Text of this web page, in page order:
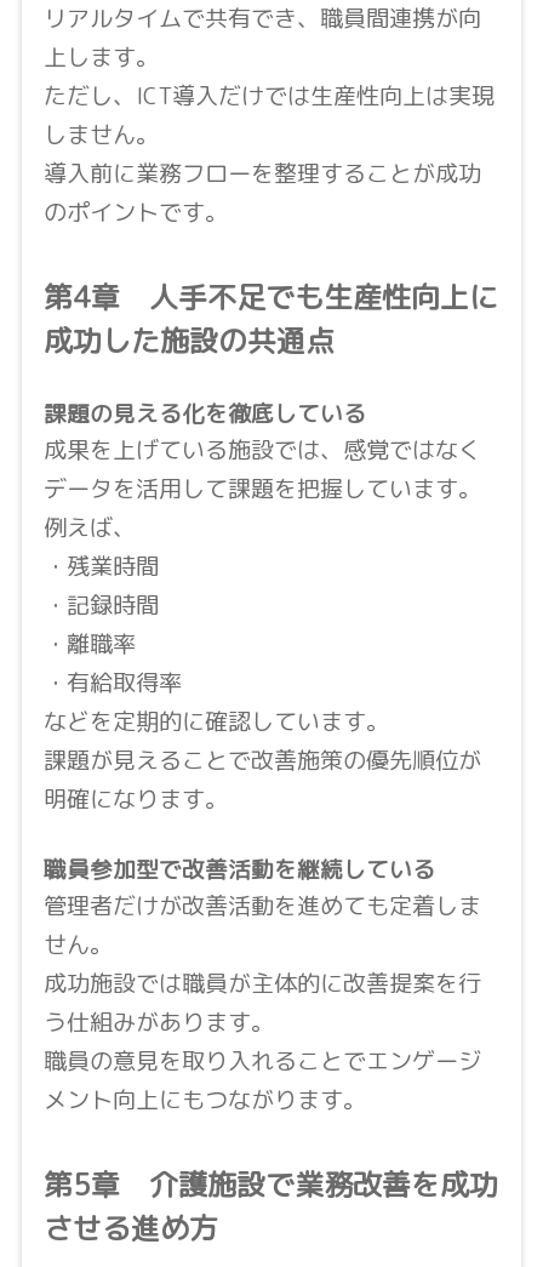
リアルタイムで共有でき、職員間連携が向
上します。
ただし、ICT導入だけでは生産性向上は実現
しません。
導入前に業務フローを整理することが成功
のポイントです。
第4章 人手不足でも生産性向上に
成功した施設の共通点
課題の見える化を徹底している
成果を上げている施設では、感覚ではなく
データを活用して課題を把握しています。
例えば、
・残業時間
・記録時間
・離職率
・有給取得率
などを定期的に確認しています。
課題が見えることで改善施策の優先順位が
明確になります。
職員参加型で改善活動を継続している
管理者だけが改善活動を進めても定着しま
せん。
成功施設では職員が主体的に改善提案を行
う仕組みがあります。
職員の意見を取り入れることでエンゲージ
メント向上にもつながります。
第5章 介護施設で業務改善を成功
させる進め方